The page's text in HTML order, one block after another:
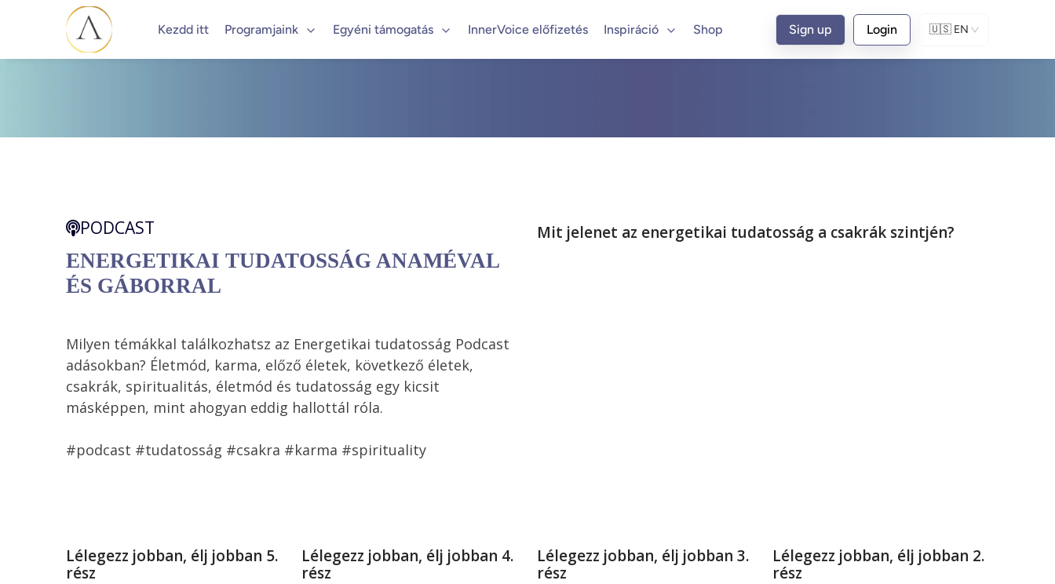
Kezdd itt Programjaink Egyéni támogatás InnerVoice előfizetés Inspiráció Shop Sign up Login 🇺🇸 EN
PODCAST
ENERGETIKAI TUDATOSSÁG ANAMÉVAL
ÉS GÁBORRAL
Milyen témákkal találkozhatsz az Energetikai tudatosság Podcast
adásokban? Életmód, karma, előző életek, következő életek,
csakrák, spiritualitás, életmód és tudatosság egy kicsit
másképpen, mint ahogyan eddig hallottál róla.
#podcast #tudatosság #csakra #karma #spirituality
Mit jelenet az energetikai tudatosság a csakrák szintjén?
Lélegezz jobban, élj jobban 5.
rész
Lélegezz jobban, élj jobban 4.
rész
Lélegezz jobban, élj jobban 3.
rész
Lélegezz jobban, élj jobban 2.
rész